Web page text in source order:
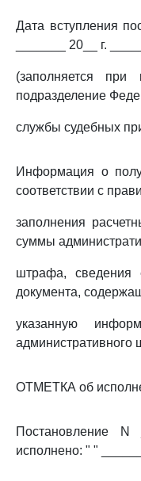
Дата вступления
_______ 20__ г.
(заполняется при
подразделение
службы судебных
Информация о
соответствии с
заполнения
суммы
штрафа, сведения
документа,
указанную
административного
ОТМЕТКА об
Постановление
исполнено: " "